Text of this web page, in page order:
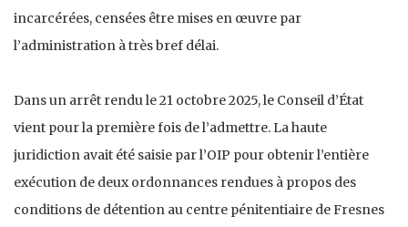
incarcérées, censées être mises en œuvre par
l’administration à très bref délai.
Dans un arrêt rendu le 21 octobre 2025, le Conseil d’État
vient pour la première fois de l’admettre. La haute
juridiction avait été saisie par l’OIP pour obtenir l’entière
exécution de deux ordonnances rendues à propos des
conditions de détention au centre pénitentiaire de Fresnes